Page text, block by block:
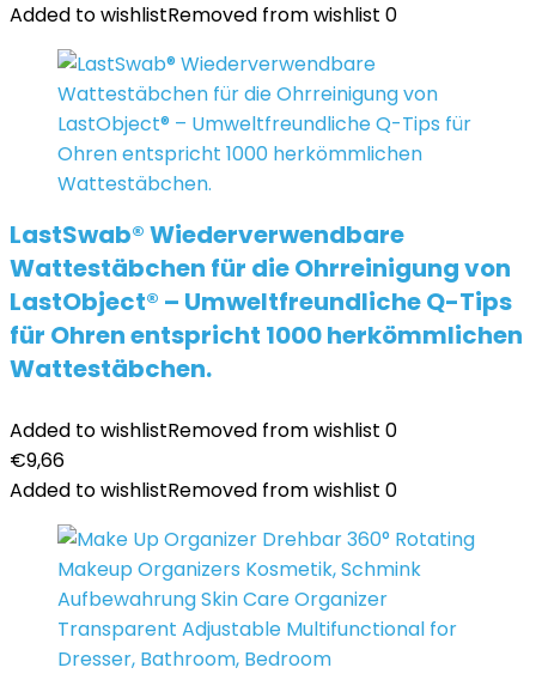
Added to wishlistRemoved from wishlist 0
LastSwab® Wiederverwendbare
Wattestäbchen für die Ohrreinigung von
LastObject® – Umweltfreundliche Q-Tips
für Ohren entspricht 1000 herkömmlichen
Wattestäbchen.
Added to wishlistRemoved from wishlist 0
€9,66
Added to wishlistRemoved from wishlist 0